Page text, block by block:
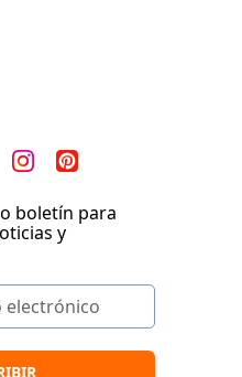
boletín para
y